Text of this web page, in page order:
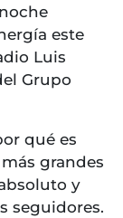
este
Luis
Grupo
qué es
grandes
y
seguidores.